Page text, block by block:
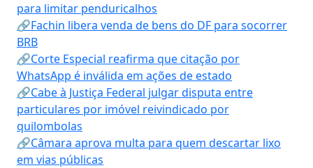
para limitar penduricalhos
🔗Fachin libera venda de bens do DF para socorrer
BRB
🔗Corte Especial reafirma que citação por
WhatsApp é inválida em ações de estado
🔗Cabe à Justiça Federal julgar disputa entre
particulares por imóvel reivindicado por
quilombolas
🔗Câmara aprova multa para quem descartar lixo
em vias públicas